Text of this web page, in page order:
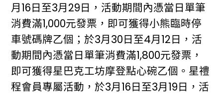
月16日至3月29日，活動期間內憑當日單筆
消費滿1,000元發票，即可獲得小熊臨時停
車號碼牌乙個；於3月30日至4月12日，活
動期間內憑當日單筆消費滿1,800元發票，
即可獲得星巴克工坊摩登點心碗乙個。星禮
程會員專屬活動，於3月16日至3月19日，活